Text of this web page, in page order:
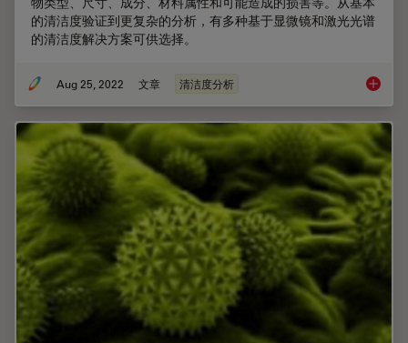
的清洁度验证到更复杂的分析，有多种基于显微镜和激光光谱
的清洁度解决方案可供选择。
Aug 25, 2022 文章 清洁度分析 选择清